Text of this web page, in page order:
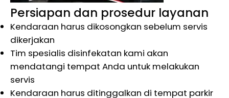
Persiapan dan prosedur layanan
Kendaraan harus dikosongkan sebelum servis
dikerjakan
Tim spesialis disinfekatan kami akan
mendatangi tempat Anda untuk melakukan
servis
Kendaraan harus ditinggalkan di tempat parkir